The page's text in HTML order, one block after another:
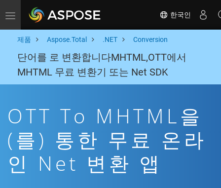
Toggle navigation 한국인
제품 Aspose.Total .NET Conversion
단어를 로 변환합니다MHTML,OTT에서
MHTML 무료 변환기 또는 Net SDK
OTT To MHTML을
(를) 통한 무료 온라
인 Net 변환 앱